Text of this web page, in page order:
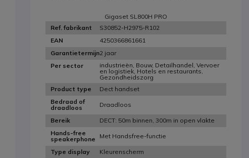
Gigaset SL800H PRO
Ref. fabrikant
S30852-H2975-R102
EAN
4250366861661
Garantietermijn2 jaar
Per sector
industrieën, Bouw, Detailhandel, Vervoer
en logistiek, Hotels en restaurants,
Gezondheidszorg
Product type
Dect handset
Bedraad of
draadloos
Draadloos
Bereik
DECT: 50m binnen, 300m in open vlakte
Hands-free
speakerphone
Met Handsfree-functie
Type display
Kleurenscherm